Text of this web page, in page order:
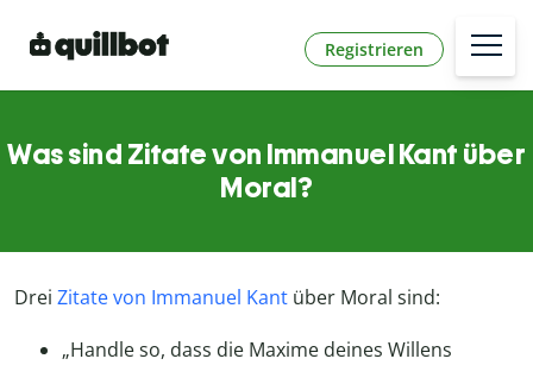
Registrieren
Was sind Zitate von Immanuel Kant über
Moral?
Drei Zitate von Immanuel Kant über Moral sind:
„Handle so, dass die Maxime deines Willens